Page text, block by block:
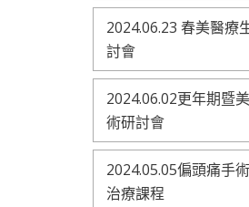
2024.06.23 春美醫療
討會
2024.06.02更年期暨
術研討會
2024.05.05偏頭痛手
治療課程